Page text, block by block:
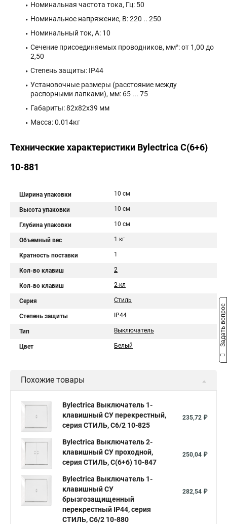
Номинальная частота тока, Гц: 50
Номинальное напряжение, В: 220 .. 250
Номинальный ток, А: 10
Сечение присоединяемых проводников, мм²: от 1,00 до
2,50
Степень защиты: IP44
Установочные размеры (расстояние между
распорными лапками), мм: 65 ... 75
Габариты: 82x82x39 мм
Масса: 0.014кг
Технические характеристики Bylectrica С(6+6)
10-881
Ширина упаковки 10 см
Высота упаковки 10 см
Глубина упаковки 10 см
Объемный вес 1 кг
Кратность поставки 1
Кол-во клавиш 2
Кол-во клавиш 2-кл
Серия Стиль
Степень защиты IP44
Тип Выключатель
Цвет Белый
Похожие товары
Bylectrica Выключатель 1-
клавишный СУ перекрестный,
серия СТИЛЬ, С6/2 10-825
235,72 ₽
Bylectrica Выключатель 2-
клавишный СУ проходной,
серия СТИЛЬ, С(6+6) 10-847
250,04 ₽
Bylectrica Выключатель 1-
клавишный СУ
брызгозащищенный
перекрестный IP44, серия
СТИЛЬ, С6/2 10-880
282,54 ₽
Задать вопрос